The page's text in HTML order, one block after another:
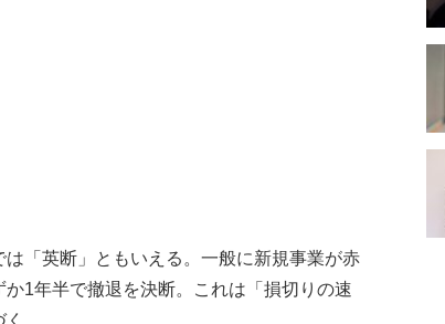
「英断」ともいえる。一般に新規事業が赤
1年半で撤退を決断。これは「損切りの速